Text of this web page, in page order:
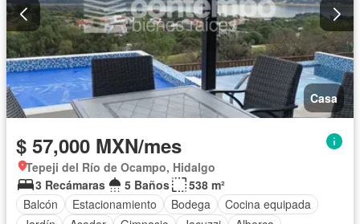
Casa
$ 57,000 MXN/mes
Tepeji del Río de Ocampo, Hidalgo
3 Recámaras
5 Baños
538 m²
Balcón
Estacionamiento Bodega
Cocina equipada